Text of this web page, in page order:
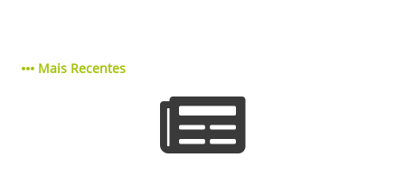
Mais Recentes